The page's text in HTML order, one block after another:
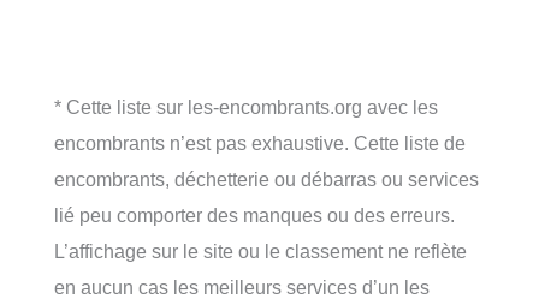
* Cette liste sur les-encombrants.org avec les
encombrants n’est pas exhaustive. Cette liste de
encombrants, déchetterie ou débarras ou services
lié peu comporter des manques ou des erreurs.
L’affichage sur le site ou le classement ne reflète
en aucun cas les meilleurs services d’un les